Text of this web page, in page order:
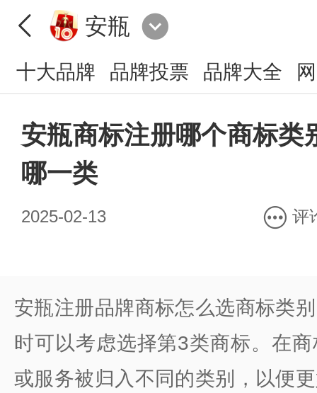
安瓶
十大品牌 品牌投票 品牌大全
安瓶商标注册哪个商标类
哪一类
2025-02-13 评
安瓶注册品牌商标怎么选商标类
时可以考虑选择第3类商标。在
或服务被归入不同的类别，以便